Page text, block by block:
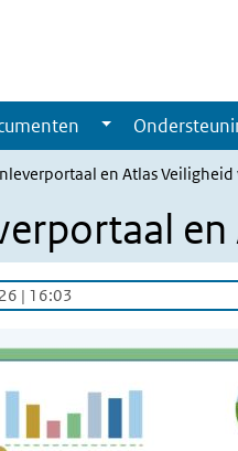
en Atlas
| 16:03